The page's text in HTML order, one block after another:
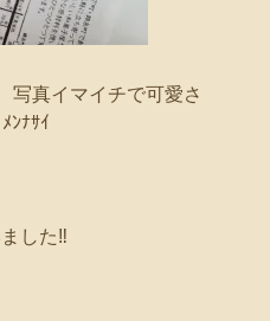
写真イマイチで可愛さ
ﾝﾅｻｲ
した‼️